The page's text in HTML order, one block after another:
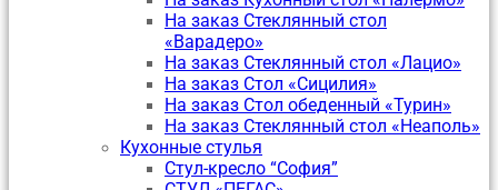
На заказ Стеклянный стол
«Варадеро»
На заказ Стеклянный стол «Лацио»
На заказ Стол «Сицилия»
На заказ Стол обеденный «Турин»
На заказ Стеклянный стол «Неаполь»
Кухонные стулья
Стул-кресло “София”